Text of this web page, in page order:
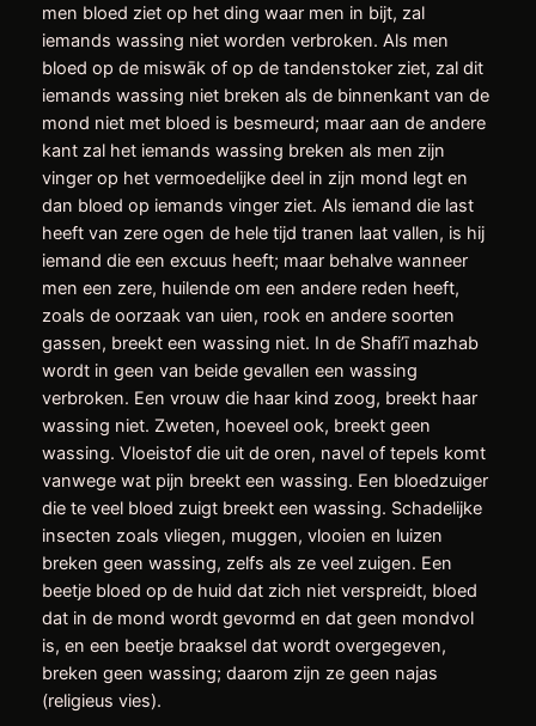
men bloed ziet op het ding waar men in bijt, zal
iemands wassing niet worden verbroken. Als men
bloed op de miswāk of op de tandenstoker ziet, zal dit
iemands wassing niet breken als de binnenkant van de
mond niet met bloed is besmeurd; maar aan de andere
kant zal het iemands wassing breken als men zijn
vinger op het vermoedelijke deel in zijn mond legt en
dan bloed op iemands vinger ziet. Als iemand die last
heeft van zere ogen de hele tijd tranen laat vallen, is hij
iemand die een excuus heeft; maar behalve wanneer
men een zere, huilende om een andere reden heeft,
zoals de oorzaak van uien, rook en andere soorten
gassen, breekt een wassing niet. In de Shafi’ī mazhab
wordt in geen van beide gevallen een wassing
verbroken. Een vrouw die haar kind zoog, breekt haar
wassing niet. Zweten, hoeveel ook, breekt geen
wassing. Vloeistof die uit de oren, navel of tepels komt
vanwege wat pijn breekt een wassing. Een bloedzuiger
die te veel bloed zuigt breekt een wassing. Schadelijke
insecten zoals vliegen, muggen, vlooien en luizen
breken geen wassing, zelfs als ze veel zuigen. Een
beetje bloed op de huid dat zich niet verspreidt, bloed
dat in de mond wordt gevormd en dat geen mondvol
is, en een beetje braaksel dat wordt overgegeven,
breken geen wassing; daarom zijn ze geen najas
(religieus vies).